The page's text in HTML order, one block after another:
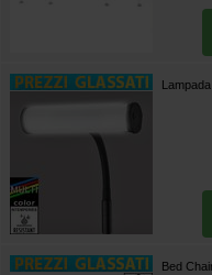
Bed